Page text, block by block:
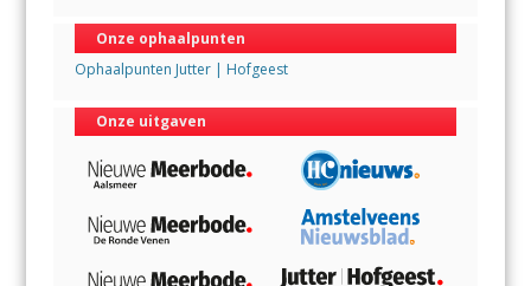
Onze ophaalpunten
Ophaalpunten Jutter | Hofgeest
Onze uitgaven